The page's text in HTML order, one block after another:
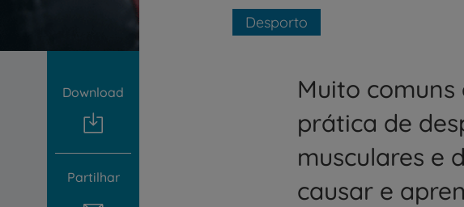
tela;
Desporto
Muito
prática de
musculares e
causar e
Download
Partilhar